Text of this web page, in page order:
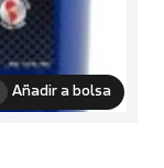
Añadir a bolsa